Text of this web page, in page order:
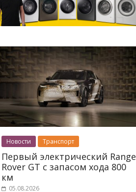
Новости Транспорт
Первый электрический Range
Rover GT с запасом хода 800
км
05.08.2026